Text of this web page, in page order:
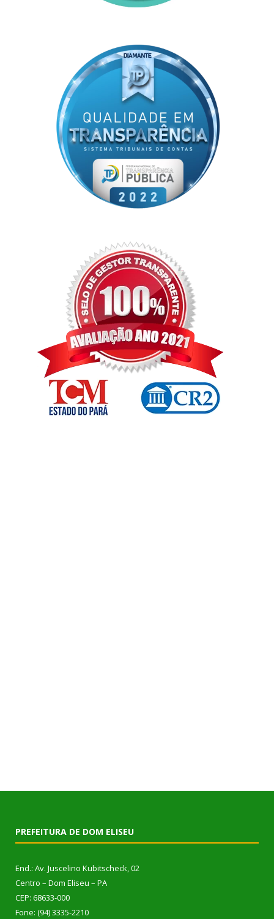
PREFEITURA DE DOM ELISEU
End.: Av. Juscelino Kubitscheck, 02
Centro – Dom Eliseu – PA
CEP: 68633-000
Fone: (94) 3335-2210